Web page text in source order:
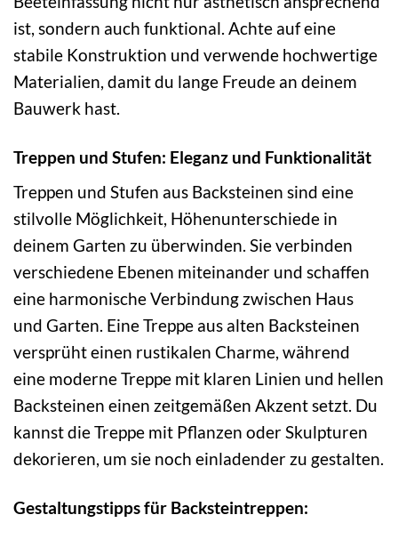
ist, sondern auch funktional. Achte auf eine
stabile Konstruktion und verwende hochwertige
Materialien, damit du lange Freude an deinem
Bauwerk hast.
Treppen und Stufen: Eleganz und Funktionalität
Treppen und Stufen aus Backsteinen sind eine
stilvolle Möglichkeit, Höhenunterschiede in
deinem Garten zu überwinden. Sie verbinden
verschiedene Ebenen miteinander und schaffen
eine harmonische Verbindung zwischen Haus
und Garten. Eine Treppe aus alten Backsteinen
versprüht einen rustikalen Charme, während
eine moderne Treppe mit klaren Linien und hellen
Backsteinen einen zeitgemäßen Akzent setzt. Du
kannst die Treppe mit Pflanzen oder Skulpturen
dekorieren, um sie noch einladender zu gestalten.
Gestaltungstipps für Backsteintreppen: